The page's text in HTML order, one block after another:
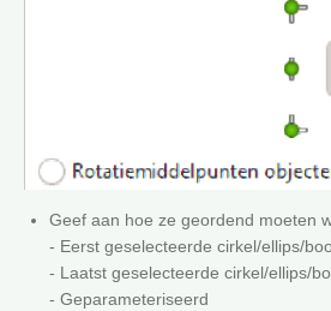
Geef aan hoe ze geordend moeten
- Eerst geselecteerde cirkel/ellips/
- Laatst geselecteerde cirkel/ellips/
- Geparameteriseerd